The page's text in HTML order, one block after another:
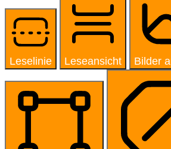
Leselinie Leseansicht Bilder